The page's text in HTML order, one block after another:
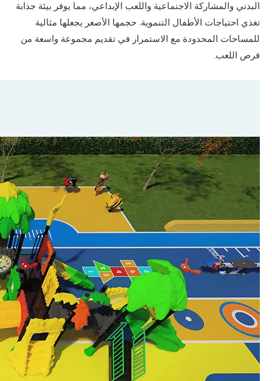
البدني والمشاركة الاجتماعية واللعب الإبداعي، مما يوفر بيئة جذابة
تغذي احتياجات الأطفال التنموية. حجمها الأصغر يجعلها مثالية
للمساحات المحدودة مع الاستمرار في تقديم مجموعة واسعة من
فرص اللعب.